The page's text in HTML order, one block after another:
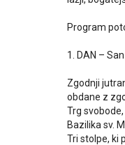
Program
1. DAN –
Zgodnji
obdane z
Trg
Bazilika sv.
Tri stolpe, ki